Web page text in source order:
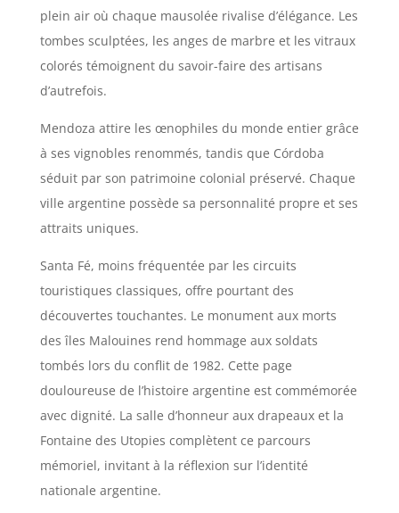
plein air où chaque mausolée rivalise d’élégance. Les
tombes sculptées, les anges de marbre et les vitraux
colorés témoignent du savoir-faire des artisans
d’autrefois.
Mendoza attire les œnophiles du monde entier grâce
à ses vignobles renommés, tandis que Córdoba
séduit par son patrimoine colonial préservé. Chaque
ville argentine possède sa personnalité propre et ses
attraits uniques.
Santa Fé, moins fréquentée par les circuits
touristiques classiques, offre pourtant des
découvertes touchantes. Le monument aux morts
des îles Malouines rend hommage aux soldats
tombés lors du conflit de 1982. Cette page
douloureuse de l’histoire argentine est commémorée
avec dignité. La salle d’honneur aux drapeaux et la
Fontaine des Utopies complètent ce parcours
mémoriel, invitant à la réflexion sur l’identité
nationale argentine.